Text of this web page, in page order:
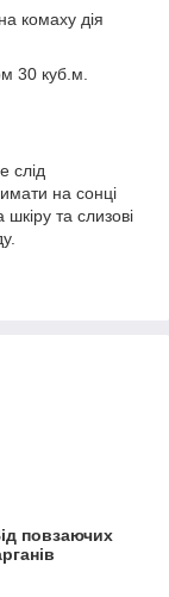
комаху дія
30 куб.м.
слід
на сонці
та слизові
повзаючих